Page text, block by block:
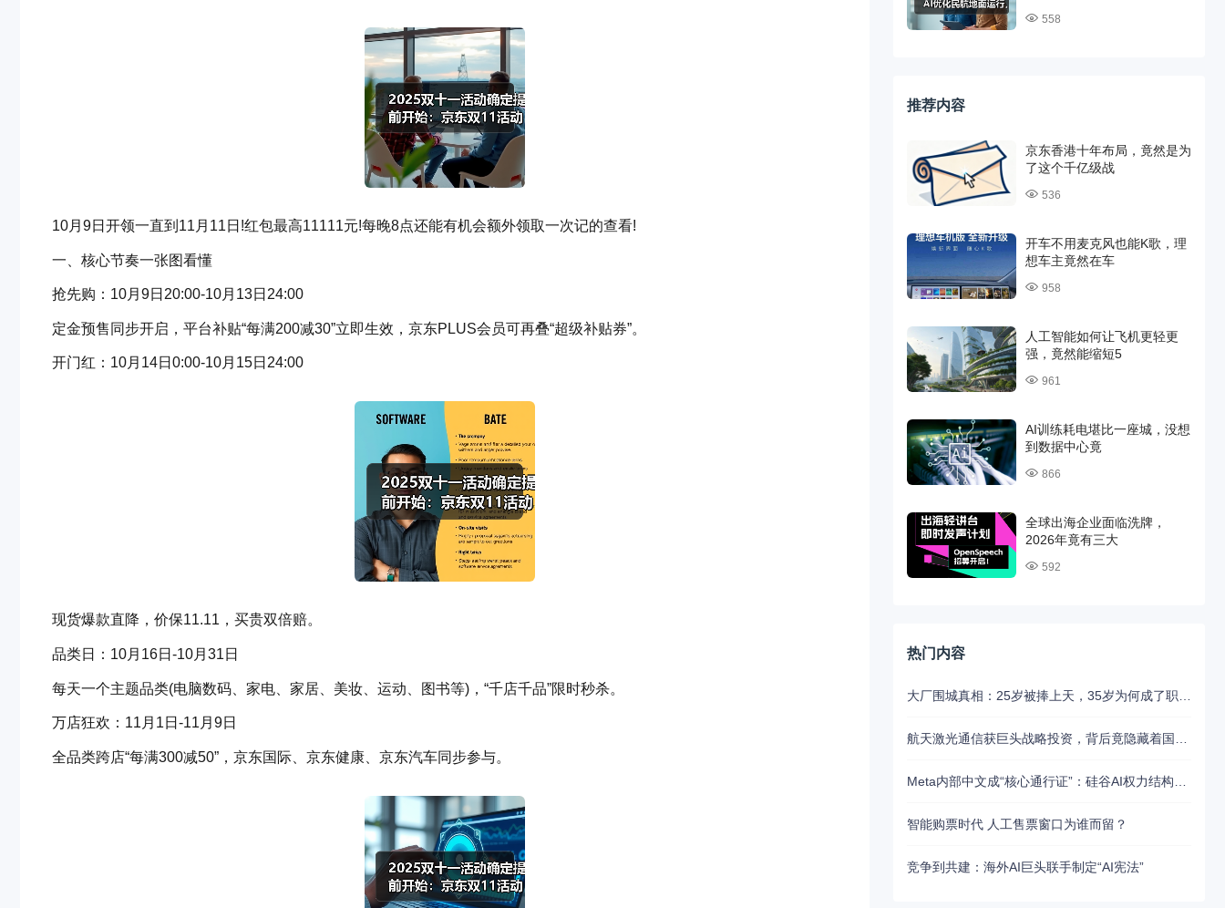
10月9日开领一直到11月11日!红包最高11111元!每晚8点还能有机会额外领取一次记的查看!
一、核心节奏一张图看懂
抢先购：10月9日20:00-10月13日24:00
定金预售同步开启，平台补贴“每满200减30”立即生效，京东PLUS会员可再叠“超级补贴券”。
开门红：10月14日0:00-10月15日24:00
现货爆款直降，价保11.11，买贵双倍赔。
品类日：10月16日-10月31日
每天一个主题品类(电脑数码、家电、家居、美妆、运动、图书等)，“千店千品”限时秒杀。
万店狂欢：11月1日-11月9日
全品类跨店“每满300减50”，京东国际、京东健康、京东汽车同步参与。
558
推荐内容
京东香港十年布局，竟然是为
了这个千亿级战
536
开车不用麦克风也能K歌，理
想车主竟然在车
958
人工智能如何让飞机更轻更
强，竟然能缩短5
961
AI训练耗电堪比一座城，没想
到数据中心竟
866
全球出海企业面临洗牌，
2026年竟有三大
592
热门内容
智能购票时代 人工售票窗口为谁而留？
竞争到共建：海外AI巨头联手制定“AI宪法”